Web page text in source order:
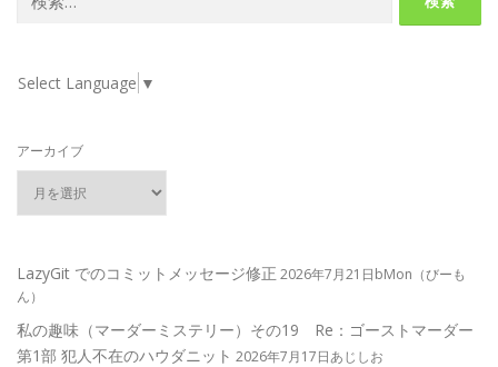
索:
Select Language ▼
アーカイブ
LazyGit でのコミットメッセージ修正 2026年7月21日bMon（びーも
ん）
私の趣味（マーダーミステリー）その19 Re：ゴーストマーダー
第1部 犯人不在のハウダニット 2026年7月17日あじしお